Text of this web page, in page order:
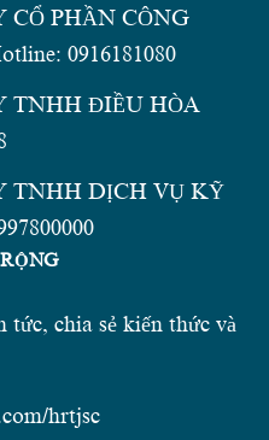
CỔ PHẦN CÔNG
0916181080
TNHH ĐIỀU HÒA
TNHH DỊCH VỤ KỸ
tức, chia sẻ kiến thức và
hrtjsc